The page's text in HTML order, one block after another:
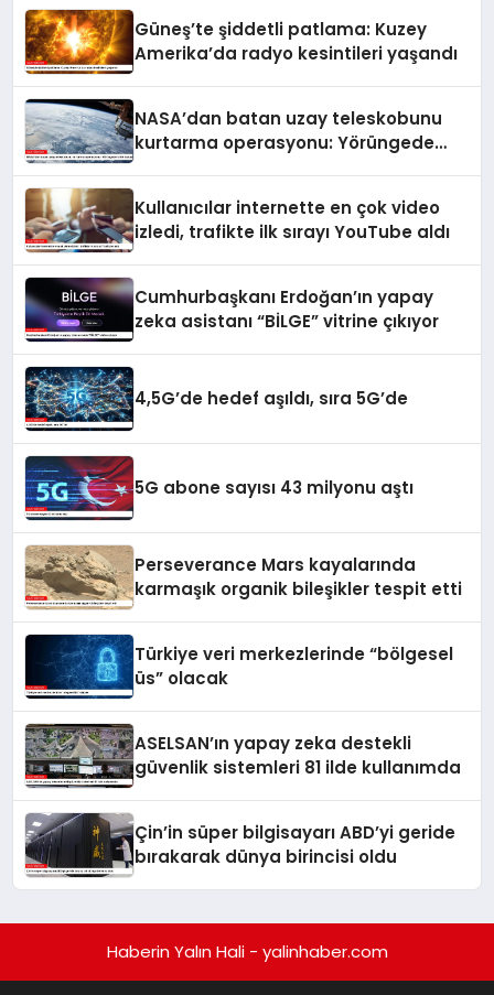
Güneş’te şiddetli patlama: Kuzey
Amerika’da radyo kesintileri yaşandı
NASA’dan batan uzay teleskobunu
kurtarma operasyonu: Yörüngede
Kullanıcılar internette en çok video
izledi, trafikte ilk sırayı YouTube aldı
Cumhurbaşkanı Erdoğan’ın yapay
zeka asistanı “BİLGE” vitrine çıkıyor
4,5G’de hedef aşıldı, sıra 5G’de
5G abone sayısı 43 milyonu aştı
Perseverance Mars kayalarında
karmaşık organik bileşikler tespit etti
Türkiye veri merkezlerinde “bölgesel
üs” olacak
ASELSAN’ın yapay zeka destekli
güvenlik sistemleri 81 ilde kullanımda
Çin’in süper bilgisayarı ABD’yi geride
bırakarak dünya birincisi oldu
Haberin Yalın Hali - yalinhaber.com